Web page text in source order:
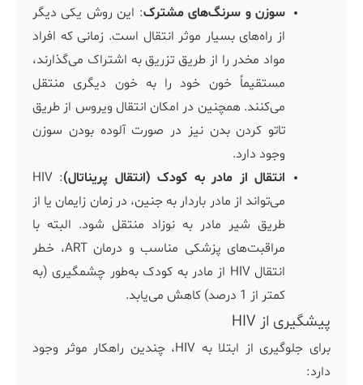
سوزن و سرنگ‌های مشترک: این روش یکی دیگر
از راه‌های بسیار موثر انتقال است. زمانی که افراد
مواد مخدر را از طریق تزریق به اشتراک می‌گذارند،
مستقیماً خون خود را به خون دیگری منتقل
می‌کنند. همچنین در امکان انتقال ویروس از طریق
تاتو کردن بدن نیز در صورت آلوده بودن سوزن
وجود دارد.
انتقال از مادر به کودک (انتقال پریناتال)
: HIV
می‌تواند از مادر باردار به جنین، در زمان زایمان یا از
طریق شیر مادر به نوزاد منتقل شود. البته با
مراقبت‌های پزشکی مناسب و درمان ART، خطر
انتقال HIV از مادر به کودک به‌طور چشمگیری (به
کمتر از 1 درصد) کاهش می‌یابد.
پیشگیری از HIV
برای جلوگیری از ابتلا به HIV، چندین راهکار موثر وجود
دارد: